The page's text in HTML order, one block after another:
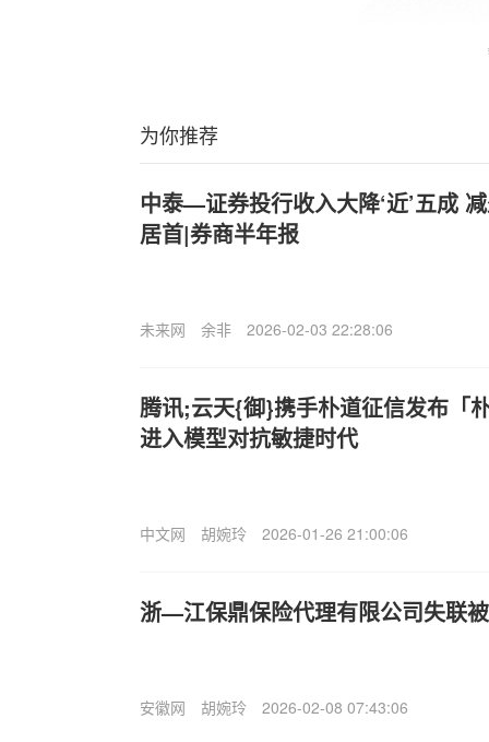
为你推荐
中泰—证券投行收入大降‘近’五成
居首|券商半年报
未来网 余非 2026-02-03 22:28:06
腾讯;云天{御}携手朴道征信发布「
进入模型对抗敏捷时代
中文网 胡婉玲 2026-01-26 21:00:06
浙—江保鼎保险代理有限公司失联
安徽网 胡婉玲 2026-02-08 07:43:06